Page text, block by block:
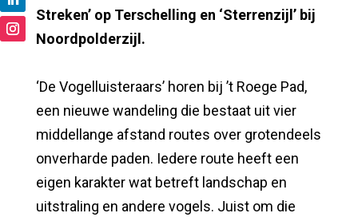
Streken’ op Terschelling en ‘Sterrenzijl’ bij
Noordpolderzijl.
‘De Vogelluisteraars’ horen bij ’t Roege Pad,
een nieuwe wandeling die bestaat uit vier
middellange afstand routes over grotendeels
onverharde paden. Iedere route heeft een
eigen karakter wat betreft landschap en
uitstraling en andere vogels. Juist om die